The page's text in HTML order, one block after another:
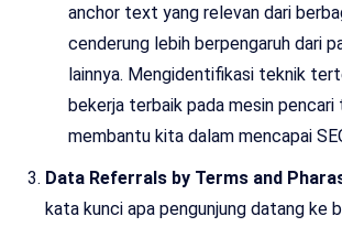
anchor text yang relevan dari
cenderung lebih berpengaruh dari
lainnya. Mengidentifikasi teknik
bekerja terbaik pada mesin
membantu kita dalam mencapai
Data Referrals by Terms and
kata kunci apa pengunjung datang ke